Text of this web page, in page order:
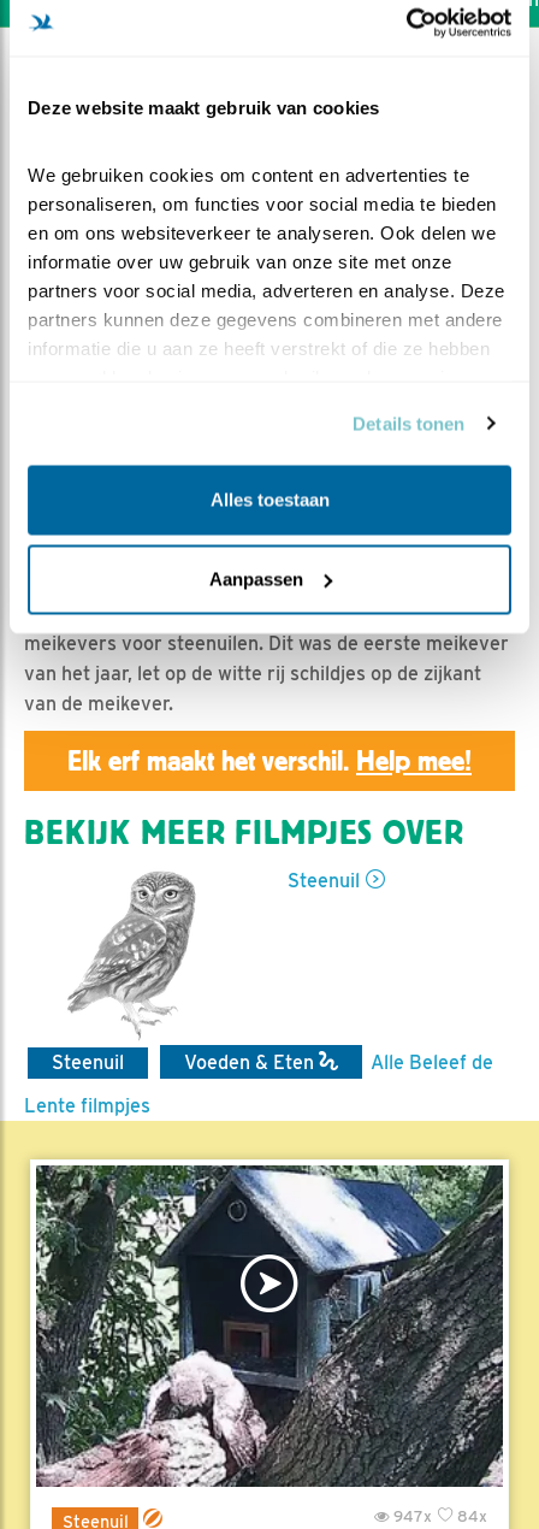
Deze website maakt gebruik van cookies
We gebruiken cookies om content en advertenties te
personaliseren, om functies voor social media te bieden
en om ons websiteverkeer te analyseren. Ook delen we
informatie over uw gebruik van onze site met onze
partners voor social media, adverteren en analyse. Deze
partners kunnen deze gegevens combineren met andere
informatie die u aan ze heeft verstrekt of die ze hebben
Details tonen
Alles toestaan
Aanpassen
Eerste meikever
Geert | Geplaatst op 16 april 2019, 23:55 |
Vind ik
Bewaar dit filmpje|
1199x
Wat verse asperges zijn voor mensen, zijn nieuwe
meikevers voor steenuilen. Dit was de eerste meikever
van het jaar, let op de witte rij schildjes op de zijkant
van de meikever.
Elk erf maakt het verschil. Help mee!
BEKIJK MEER FILMPJES OVER
Steenuil
Steenuil Voeden & Eten
Alle Beleef de
Lente filmpjes
Steenuil 84x
947x